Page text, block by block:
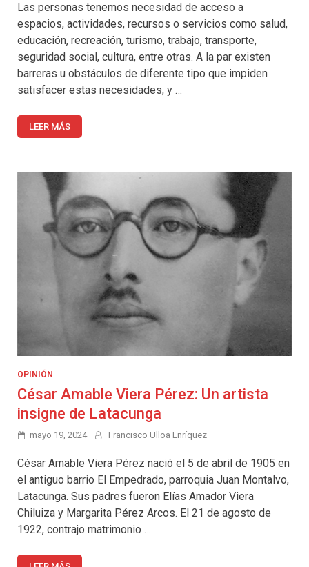
Las personas tenemos necesidad de acceso a
espacios, actividades, recursos o servicios como salud,
educación, recreación, turismo, trabajo, transporte,
seguridad social, cultura, entre otras. A la par existen
barreras u obstáculos de diferente tipo que impiden
satisfacer estas necesidades, y …
LEER MÁS
OPINIÓN
César Amable Viera Pérez: Un artista
insigne de Latacunga
mayo 19, 2024 Francisco Ulloa Enríquez
César Amable Viera Pérez nació el 5 de abril de 1905 en
el antiguo barrio El Empedrado, parroquia Juan Montalvo,
Latacunga. Sus padres fueron Elías Amador Viera
Chiluiza y Margarita Pérez Arcos. El 21 de agosto de
1922, contrajo matrimonio …